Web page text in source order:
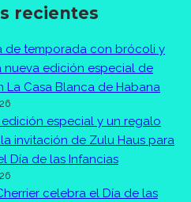
recientes
de temporada con brócoli y
nueva edición especial de
La Casa Blanca de Habana
especial y un regalo
invitación de Zulu Haus para
Día de las Infancias
celebra el Día de las